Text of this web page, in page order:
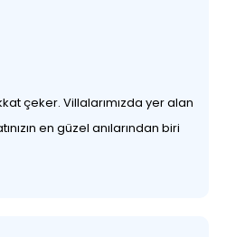
çeker. Villalarımızda yer alan
en güzel anılarından biri